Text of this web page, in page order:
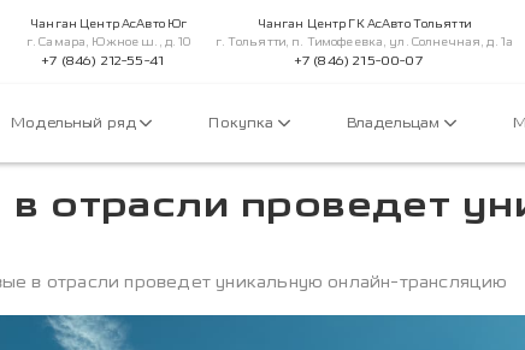
Чанган Центр АсАвто Юг
г. Самара, Южное ш., д. 10
+7 (846) 212-55-41
Чанган Центр ГК АсАвто Тольятти
г. Тольятти, п. Тимофеевка, ул. Солнечная, д. 1а
+7 (846) 215-00-07
Модельный ряд Покупка Владельцам
в отрасли проведет
в отрасли проведет уникальную онлайн-трансляцию